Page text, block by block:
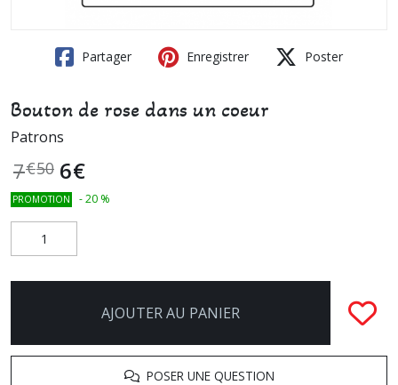
Partager Enregistrer Poster
Bouton de rose dans un coeur
Patrons
7€50 6€
PROMOTION -20 %
AJOUTER AU PANIER
POSER UNE QUESTION